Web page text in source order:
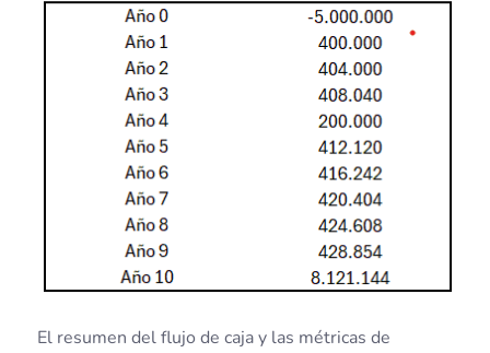
El resumen del flujo de caja y las métricas de